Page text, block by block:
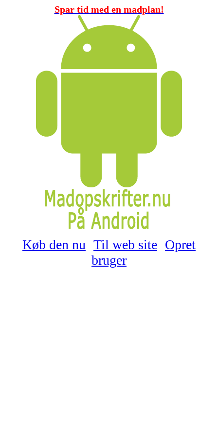
Spar tid med en madplan!
Køb den nu Til web site Opret
bruger